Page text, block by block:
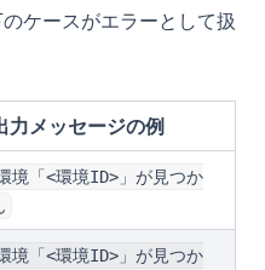
ケースがエラーとして扱
力メッセージの例
境「<環境ID>」が見つか
境「<環境ID>」が見つか